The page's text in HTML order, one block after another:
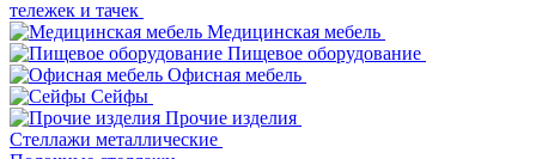
тележек и тачек
Медицинская мебель
Пищевое оборудование
Офисная мебель
Сейфы
Прочие изделия
Стеллажи металлические